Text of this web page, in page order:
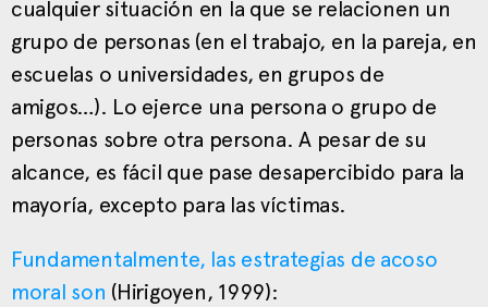
cualquier situación en la que se relacionen un
grupo de personas (en el trabajo, en la pareja, en
escuelas o universidades, en grupos de
amigos…). Lo ejerce una persona o grupo de
personas sobre otra persona. A pesar de su
alcance, es fácil que pase desapercibido para la
mayoría, excepto para las víctimas.
Fundamentalmente, las estrategias de acoso
moral son (Hirigoyen, 1999):